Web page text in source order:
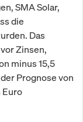
SMA Solar,
die
Das
Zinsen,
minus 15,5
Prognose von
Euro